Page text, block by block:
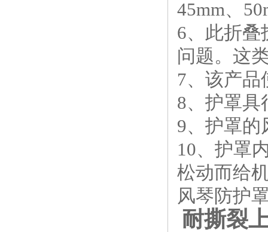
45mm、
6、此折叠
问题。这
7、该产
8、护罩具
9、护罩的
10、护罩
松动而给
风琴防护
耐撕裂